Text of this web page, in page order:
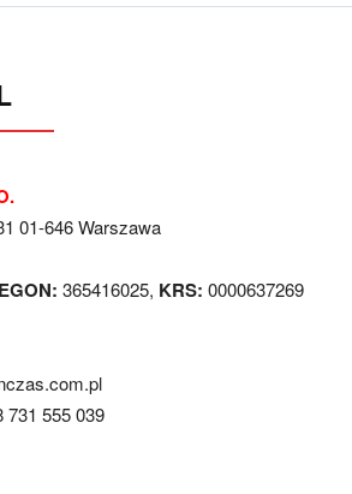
01-646 Warszawa
365416025, KRS: 0000637269
731 555 039